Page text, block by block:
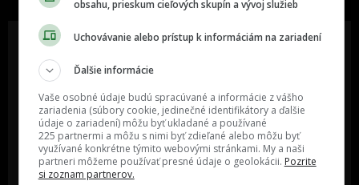
Oslov reklamou viac ako milión
ľudí v rôznych vekových
kategóriách a na rôznych
sociálnych sieťach a nakopni svoj
biznis alebo produkt.
MÁM ZÁUJEM O
SPOLUPRÁCU
poznáš niekoho, o kom by sme
mali určite napísať?
POŠLI NÁM TIP NA ČLÁNOK
obsahu, prieskum cieľových skupín a vývoj služieb
Uchovávanie alebo prístup k informáciám na zariadení
Ďalšie informácie
Vaše osobné údaje budú spracúvané a informácie z vášho
zariadenia (súbory cookie, jedinečné identifikátory a ďalšie
údaje o zariadení) môžu byť ukladané a používané
225 partnermi a môžu s nimi byť zdieľané alebo môžu byť
využívané konkrétne týmito webovými stránkami. My a naši
partneri môžeme používať presné údaje o geolokácii. Pozrite
si zoznam partnerov.